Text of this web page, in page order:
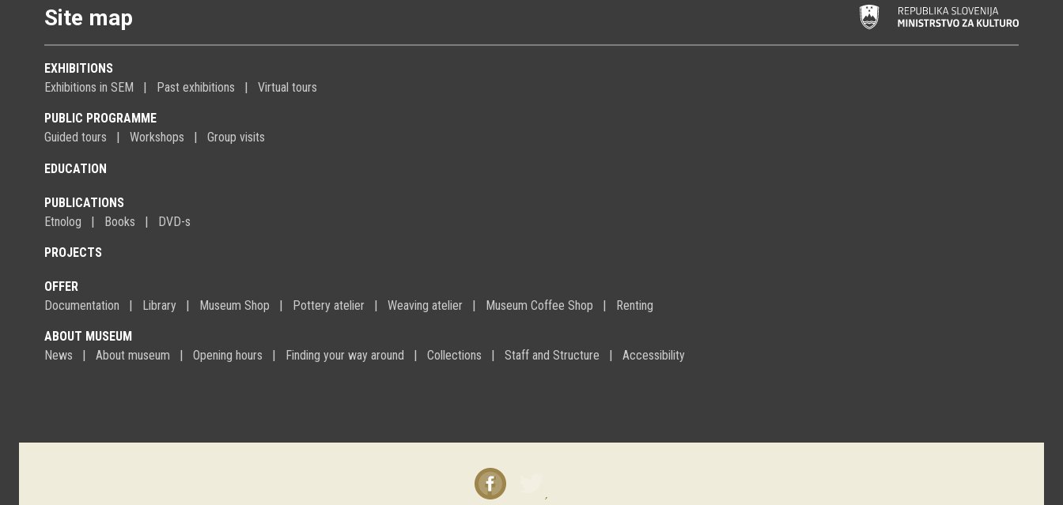
Site map
EXHIBITIONS
Exhibitions in SEM
Past exhibitions Virtual tours
PUBLIC PROGRAMME
Guided tours
Workshops Group visits
EDUCATION
PUBLICATIONS
Etnolog
Books DVD-s
PROJECTS
OFFER
Documentation
Library Museum Shop Pottery atelier Weaving atelier Museum Coffee Shop Renting
ABOUT MUSEUM
News
About museum Opening hours Finding your way around Collections Staff and Structure Accessibility